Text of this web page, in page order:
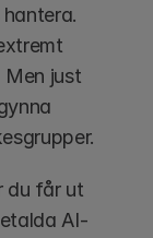
Men just
du får ut
AI-